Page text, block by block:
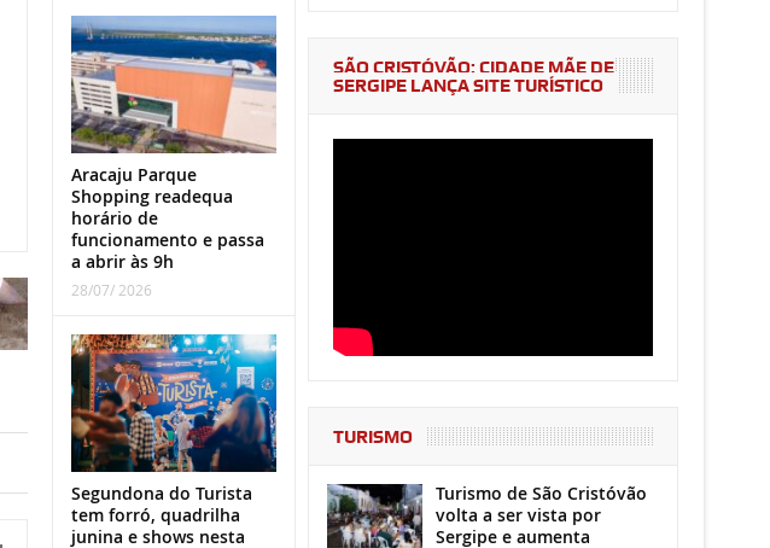
Aracaju Parque
Shopping readequa
horário de
funcionamento e passa
a abrir às 9h
28/07/ 2026
Segundona do Turista
tem forró, quadrilha
junina e shows nesta
SÃO CRISTÓVÃO: CIDADE MÃE DE
SERGIPE LANÇA SITE TURÍSTICO
TURISMO
Turismo de São Cristóvão
volta a ser vista por
Sergipe e aumenta